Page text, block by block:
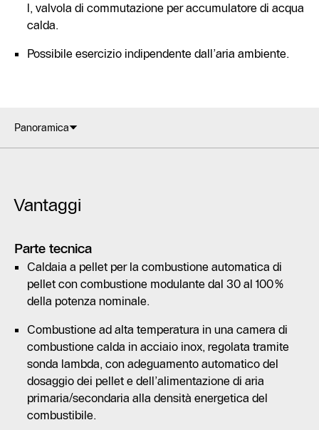
l, valvola di commutazione per accumulatore di acqua
calda.
Possibile esercizio indipendente dall’aria ambiente.
Panoramica
Vantaggi
Parte tecnica
Caldaia a pellet per la combustione automatica di
pellet con combustione modulante dal 30 al 100%
della potenza nominale.
Combustione ad alta temperatura in una camera di
combustione calda in acciaio inox, regolata tramite
sonda lambda, con adeguamento automatico del
dosaggio dei pellet e dell’alimentazione di aria
primaria/secondaria alla densità energetica del
combustibile.